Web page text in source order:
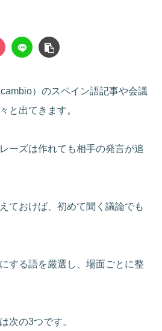
）のスペイン語記事や会議
と出てきます。
ーズは作れても相手の発言が追
ておけば、初めて聞く議論でも
する語を厳選し、場面ごとに整
次の3つです。